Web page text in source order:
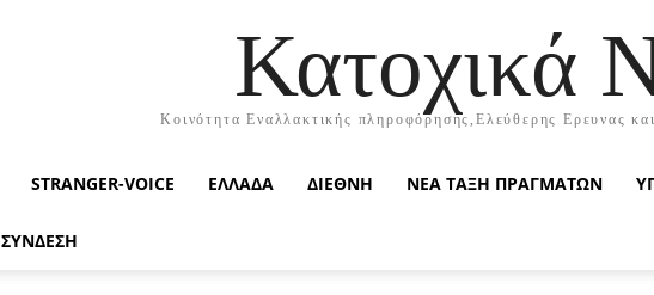
Κατοχικά
Κοινότητα Εναλλακτικής πληροφόρησης,Ελεύθερης Ερευνας
STRANGER-VOICE ΕΛΛΑΔΑ ΔΙΕΘΝΗ ΝΕΑ ΤΑΞΗ ΠΡΑΓΜΑΤΩΝ
ΣΥΝΔΕΣΗ